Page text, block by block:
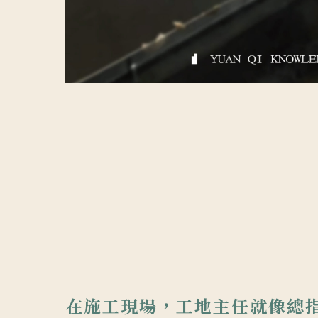
在施工現場，工地主任就像總